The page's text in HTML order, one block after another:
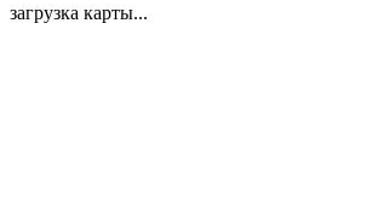
загрузка карты...